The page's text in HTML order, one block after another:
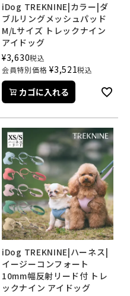
iDog TREKNINE|カラー|ダ
ブルリングメッシュパッド
M/Lサイズ トレックナイン
アイドッグ
¥3,630税込
会員特別価格 ¥3,521税込
カゴに入れる
iDog TREKNINE|ハーネス|
イージーコンフォート
10mm幅反射リード付 トレ
ックナイン アイドッグ